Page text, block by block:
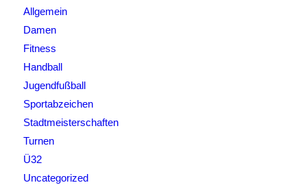
Allgemein
Damen
Fitness
Handball
Jugendfußball
Sportabzeichen
Stadtmeisterschaften
Turnen
Ü32
Uncategorized